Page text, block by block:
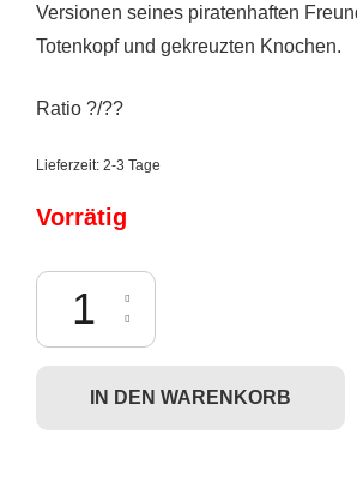
Versionen seines piratenhaften
Totenkopf und gekreuzten Knochen.
Ratio ?/??
Lieferzeit: 2-3 Tage
Vorrätig
YA! Toys Paul Frank Zipper Pulls - Pirate
IN DEN WARENKORB